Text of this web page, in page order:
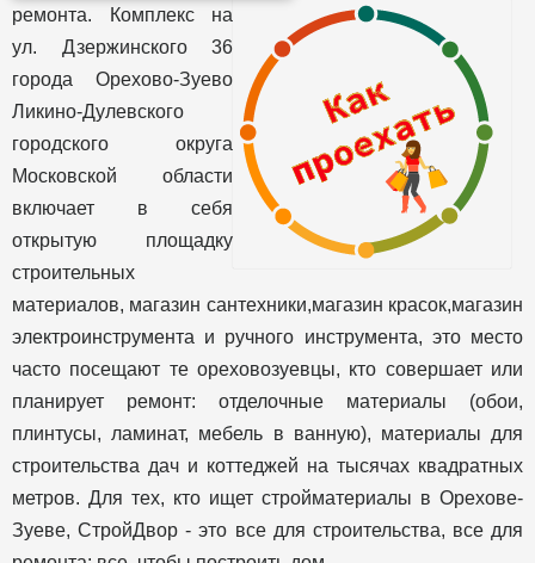
ремонта. Комплекс на
ул. Дзержинского 36
города Орехово-Зуево
Ликино-Дулевского
городского округа
Московской области
включает в себя
открытую площадку
строительных
материалов, магазин сантехники,магазин красок,магазин
электроинструмента и ручного инструмента, это место
часто посещают те ореховозуевцы, кто совершает или
планирует ремонт: отделочные материалы (обои,
плинтусы, ламинат, мебель в ванную), материалы для
строительства дач и коттеджей на тысячах квадратных
метров. Для тех, кто ищет стройматериалы в Орехове-
Зуеве, СтройДвор - это все для строительства, все для